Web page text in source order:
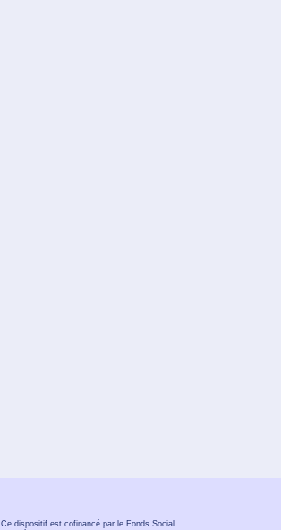
Ce dispositif est cofinancé par le Fonds Social